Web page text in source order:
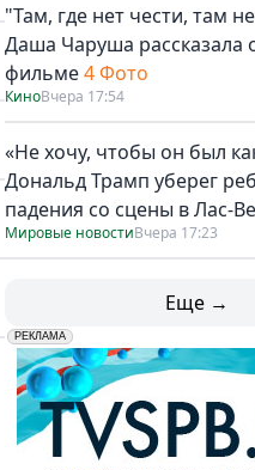
"Там, где нет чести, там
Даша Чаруша рассказала
фильме4 Фото
КиноВчера 17:54
«Не хочу, чтобы он был
Дональд Трамп уберег
падения со сцены в Лас-
Мировые новостиВчера 17:23
Еще →
erid: LdtCK5udn
РЕКЛАМА
АО "ГАТР", ИНН: 7841320717